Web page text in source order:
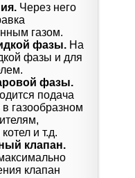
Через него
газом.
фазы. На
фазы и для
фазы.
подача
газообразном
и т.д.
клапан.
клапан